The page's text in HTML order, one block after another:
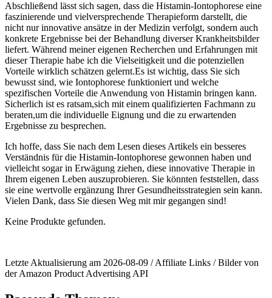
Abschließend lässt‌ sich‍ sagen, dass die Histamin-Iontophorese‍ eine
faszinierende und vielversprechende Therapieform darstellt, die
⁤nicht nur⁢ innovative ansätze in der Medizin ‍verfolgt, sondern auch
konkrete Ergebnisse bei der Behandlung diverser Krankheitsbilder
liefert. Während⁣ meiner eigenen Recherchen und Erfahrungen mit
⁤dieser Therapie habe ich‌ die ⁣Vielseitigkeit und die potenziellen
Vorteile wirklich schätzen gelernt.Es ist wichtig, dass ‌Sie sich
bewusst sind, wie ⁤Iontophorese funktioniert​ und welche ​
spezifischen Vorteile‌ die⁣ Anwendung von Histamin bringen kann.
Sicherlich ist ​es ratsam,sich mit einem qualifizierten Fachmann zu
beraten,um die individuelle Eignung und die zu‍ erwartenden
Ergebnisse zu besprechen.
Ich hoffe, dass Sie nach‍ dem Lesen dieses​ Artikels ​ein besseres⁢
Verständnis für die ‌Histamin-Iontophorese gewonnen haben und
vielleicht sogar in Erwägung ziehen, diese ⁣innovative Therapie in
Ihrem eigenen Leben auszuprobieren. Sie könnten feststellen, dass
sie eine wertvolle ergänzung Ihrer ⁤Gesundheitsstrategien sein kann.
Vielen Dank, dass⁢ Sie diesen Weg mit ⁢mir ⁣gegangen sind!
Keine Produkte gefunden.
Letzte Aktualisierung am 2026-08-09 / Affiliate Links / Bilder von
der Amazon Product Advertising API